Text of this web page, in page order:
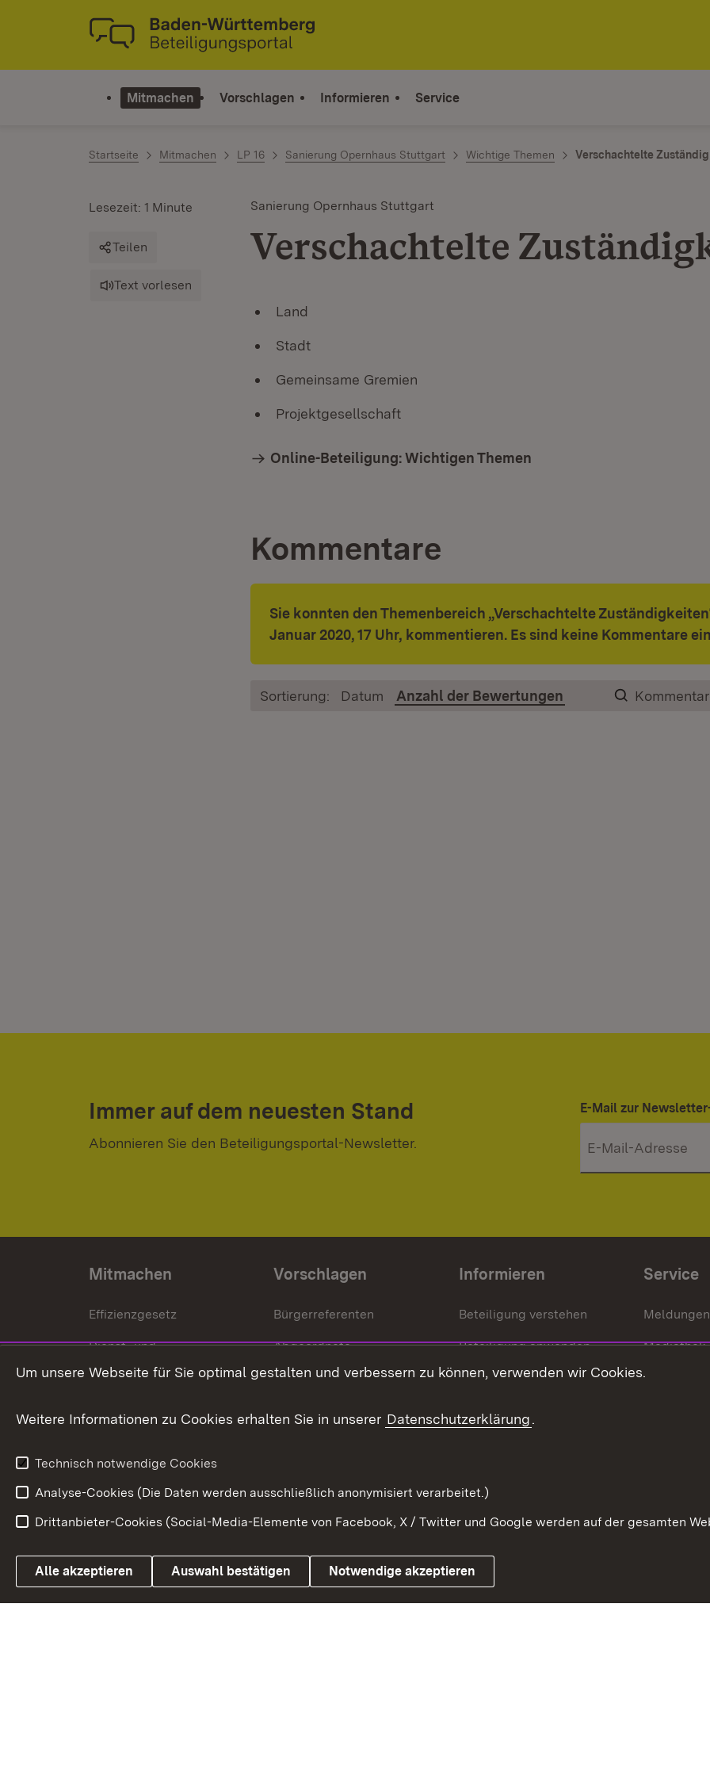
Zum Inhalt springen
Link zur Startseite
Mitmachen Vorschlagen Informieren Service
Startseite Mitmachen LP 16 Sanierung Opernhaus Stuttgart Wichtige Themen Verschachtelte
Sanierung Opernhaus Stuttgart
Verschachtelte
Lesezeit: 1 Minute
Teilen
Text vorlesen
Land
Stadt
Gemeinsame Gremien
Projektgesellschaft
Online-Beteiligung: Wichtigen Themen
Kommentare
Sie konnten den Themenbereich „Verschachtelte
Januar 2020, 17 Uhr, kommentieren. Es sind keine Kommentare
Sortierung: Datum Anzahl der Bewertungen
Immer auf dem neuesten Stand
Abonnieren Sie den Beteiligungsportal-Newsletter.
E-Mail zur
Mitmachen
Effizienzgesetz
Dienst- und
Versorgungsbezüge
Weitere
Vorschlagen
Bürgerreferenten
Abgeordnete
Bürgerbeauftragte
Informieren
Beteiligung verstehen
Beteiligung anwenden
Beteiligung stärken
Service
Meldungen
Mediathek
Link zum Landesportal
Impressum Kontakt
Um unsere Webseite für Sie optimal gestalten und verbessern zu können, verwenden wir Cookies.
Weitere Informationen zu Cookies erhalten Sie in unserer Datenschutzerklärung.
Technisch notwendige Cookies
Analyse-Cookies (Die Daten werden ausschließlich anonymisiert verarbeitet.)
Drittanbieter-Cookies (Social-Media-Elemente von Facebook, X / Twitter und Google werden auf der gesamten
Alle akzeptieren Auswahl bestätigen Notwendige akzeptieren